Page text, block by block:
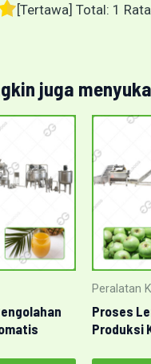
[Tertawa] Total: 1
juga
Peralatan
Proses
Produksi